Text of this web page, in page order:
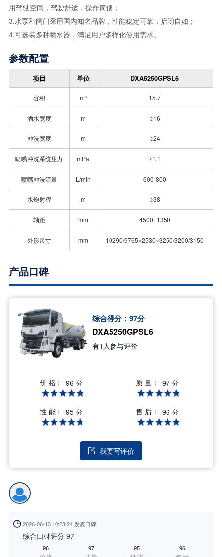
用驾驶空间，驾驶舒适，操作简便；
3.水泵和阀门采用国内知名品牌，性能稳定可靠，启闭自如；
4.可选装多种喷水器，满足用户多样化使用需求。
参数配置
项目 单位 DXA5250GPSL6
容积 m³ 15.7
洒水宽度 m ≥16
冲洗宽度 m ≥24
喷嘴冲洗系统压力 mPa ≥1.1
喷嘴冲洗流量 L/min 600-800
水炮射程 m ≥38
轴距 mm 4500+1350
外形尺寸 mm 10290/9765×2530×3250/3200/3150
产品口碑
综合得分： 97分
DXA5250GPSL6
有1 人参与评价
价 格： 96 分 质 量： 97 分
性 能： 95 分 售 后： 96 分
 我要写评价
 2026-06-13 10:23:24 发表口碑
综合口碑评分 97
96 97 95 96